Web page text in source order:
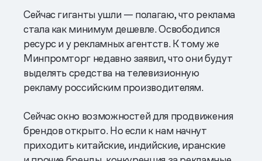
Сейчас гиганты ушли — полагаю, что реклама
стала как минимум дешевле. Освободился
ресурс и у рекламных агентств. К тому же
Минпромторг недавно заявил, что они будут
выделять средства на телевизионную
рекламу российским производителям.
Сейчас окно возможностей для продвижения
брендов открыто. Но если к нам начнут
приходить китайские, индийские, иранские